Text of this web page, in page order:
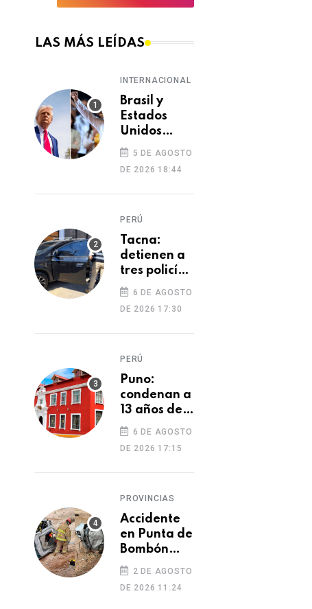
OPINIÓN
León XIV y su inmenso
LAS MÁS LEÍDAS
INTERNACIONAL
Brasil y
Estados
Unidos
elevan
tensión
diplomática
tras retiro
embajadora
en
Washington
5 DE AGOSTO
DE 2026 18:44
PERÚ
Tacna:
detienen a
tres policías
investigados
por presunto
cambio de
cocaína por
cobros
ilegales
6 DE AGOSTO
DE 2026 17:30
PERÚ
Puno:
condenan a
13 años de
prisión a
hombre por
tentativa
de
6 DE AGOSTO
DE 2026 17:15
PROVINCIAS
Accidente
en Punta de
Bombón
deja un
muerto y
dos heridos
2 DE AGOSTO
DE 2026 11:24